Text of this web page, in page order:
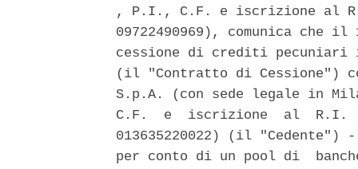
, P.I., C.F. e iscrizione al
09722490969), comunica
cessione di crediti
(il "Contratto di Cessione")
S.p.A. (con sede legale in
C.F.  e  iscrizione  al  R.I.
013635220022) (il
per conto di un pool di